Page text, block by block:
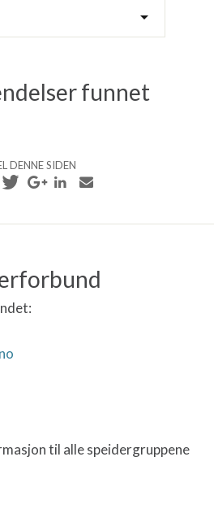
funnet
DENNE SIDEN
til alle speidergruppene